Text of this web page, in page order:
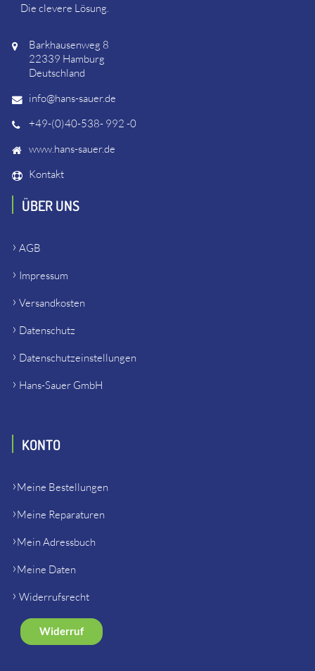
Die clevere Lösung.
Barkhausenweg 8
22339 Hamburg
Deutschland
info@hans-sauer.de
+49-(0)40-538- 992 -0
www.hans-sauer.de
Kontakt
ÜBER UNS
AGB
Impressum
Versandkosten
Datenschutz
Datenschutzeinstellungen
Hans-Sauer GmbH
KONTO
Meine Bestellungen
Meine Reparaturen
Mein Adressbuch
Meine Daten
Widerrufsrecht
Widerruf